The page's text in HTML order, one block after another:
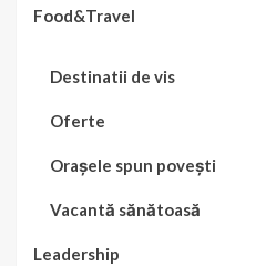
Food&Travel
Destinatii de vis
Oferte
Orașele spun povești
Vacantă sănătoasă
Leadership